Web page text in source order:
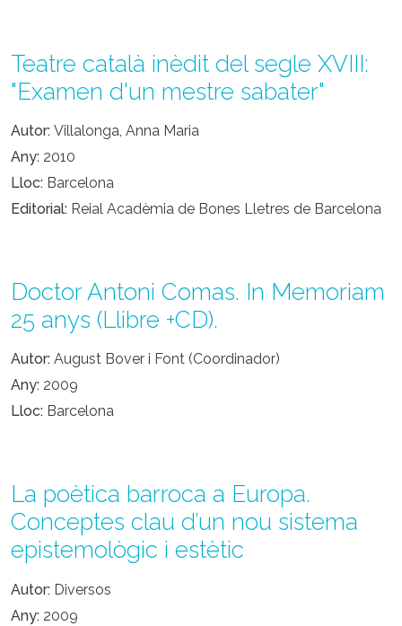
Teatre català inèdit del segle XVIII:
"Examen d'un mestre sabater"
Autor Villalonga, Anna Maria
Any 2010
Lloc Barcelona
Editorial Reial Acadèmia de Bones Lletres de Barcelona
Doctor Antoni Comas. In Memoriam
25 anys (Llibre +CD).
Autor August Bover i Font (Coordinador)
Any 2009
Lloc Barcelona
La poètica barroca a Europa.
Conceptes clau d’un nou sistema
epistemològic i estètic
Autor Diversos
Any 2009